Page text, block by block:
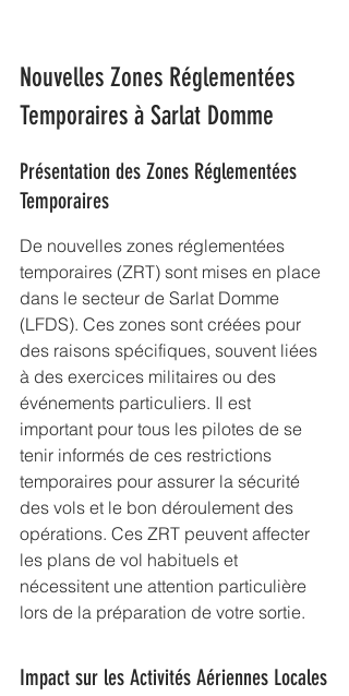
Nouvelles Zones Réglementées
Temporaires à Sarlat Domme
Présentation des Zones Réglementées
Temporaires
De nouvelles zones réglementées
temporaires (ZRT) sont mises en place
dans le secteur de Sarlat Domme
(LFDS). Ces zones sont créées pour
des raisons spécifiques, souvent liées
à des exercices militaires ou des
événements particuliers. Il est
important pour tous les pilotes de se
tenir informés de ces restrictions
temporaires pour assurer la sécurité
des vols et le bon déroulement des
opérations. Ces ZRT peuvent affecter
les plans de vol habituels et
nécessitent une attention particulière
lors de la préparation de votre sortie.
Impact sur les Activités Aériennes Locales